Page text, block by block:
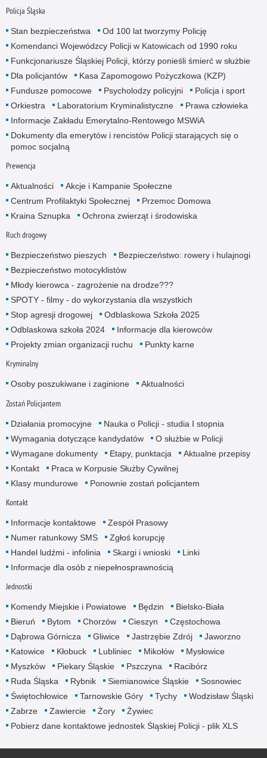
Policja Śląska
Stan bezpieczeństwa
Od 100 lat tworzymy Policję
Komendanci Wojewódzcy Policji w Katowicach od 1990 roku
Funkcjonariusze Śląskiej Policji, którzy ponieśli śmierć w służbie
Dla policjantów
Kasa Zapomogowo Pożyczkowa (KZP)
Fundusze pomocowe
Psycholodzy policyjni
Policja i sport
Orkiestra
Laboratorium Kryminalistyczne
Prawa człowieka
Informacje Zakładu Emerytalno-Rentowego MSWiA
Dokumenty dla emerytów i rencistów Policji starających się o
pomoc socjalną
Prewencja
Aktualności
Akcje i Kampanie Społeczne
Centrum Profilaktyki Społecznej
Przemoc Domowa
Kraina Sznupka
Ochrona zwierząt i środowiska
Ruch drogowy
Bezpieczeństwo pieszych
Bezpieczeństwo: rowery i hulajnogi
Bezpieczeństwo motocyklistów
Młody kierowca - zagrożenie na drodze???
SPOTY - filmy - do wykorzystania dla wszystkich
Stop agresji drogowej
Odblaskowa Szkoła 2025
Odblaskowa szkoła 2024
Informacje dla kierowców
Projekty zmian organizacji ruchu
Punkty karne
Kryminalny
Osoby poszukiwane i zaginione Aktualności
Zostań Policjantem
Działania promocyjne
Nauka o Policji - studia I stopnia
Wymagania dotyczące kandydatów
O służbie w Policji
Wymagane dokumenty
Etapy, punktacja
Aktualne przepisy
Kontakt
Praca w Korpusie Służby Cywilnej
Klasy mundurowe
Ponownie zostań policjantem
Kontakt
Informacje kontaktowe
Zespół Prasowy
Numer ratunkowy SMS
Zgłoś korupcję
Handel ludźmi - infolinia
Skargi i wnioski
Linki
Informacje dla osób z niepełnosprawnością
Jednostki
Komendy Miejskie i Powiatowe Będzin
Bielsko-Biała
Bieruń
Bytom Chorzów Cieszyn
Częstochowa
Dąbrowa Górnicza
Gliwice Jastrzębie Zdrój
Jaworzno
Katowice
Kłobuck Lubliniec Mikołów
Mysłowice
Myszków
Piekary Śląskie Pszczyna
Racibórz
Ruda Śląska
Rybnik Siemianowice Śląskie
Sosnowiec
Świętochłowice
Tarnowskie Góry Tychy
Wodzisław Śląski
Zabrze
Zawiercie Żory
Żywiec
Pobierz dane kontaktowe jednostek Śląskiej Policji - plik XLS